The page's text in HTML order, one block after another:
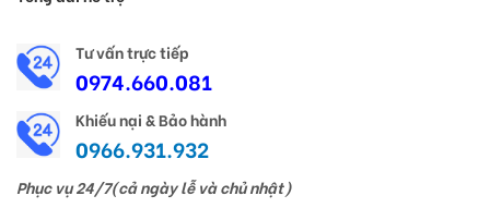
Tư vấn trực tiếp
0974.660.081
Khiếu nại & Bảo hành
0966.931.932
Phục vụ 24/7(cả ngày lễ và chủ nhật)